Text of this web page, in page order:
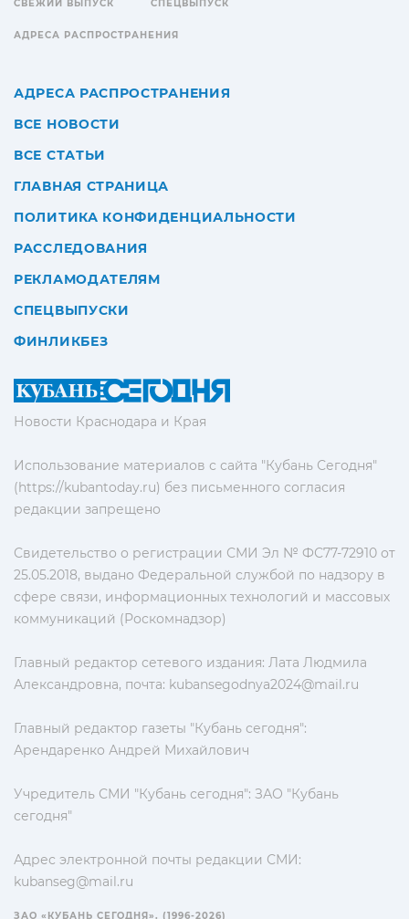
Новости Краснодара и Края
Использование материалов с сайта "Кубань Сегодня"
(https://kubantoday.ru) без письменного согласия
редакции запрещено
Свидетельство о регистрации СМИ Эл № ФС77-72910 от
25.05.2018, выдано Федеральной службой по надзору в
сфере связи, информационных технологий и массовых
коммуникаций (Роскомнадзор)
Главный редактор сетевого издания: Лата Людмила
Александровна, почта: kubansegodnya2024@mail.ru
Главный редактор газеты "Кубань сегодня":
Арендаренко Андрей Михайлович
Учредитель СМИ "Кубань сегодня": ЗАО "Кубань
сегодня"
Адрес электронной почты редакции СМИ:
kubanseg@mail.ru
СВЕЖИЙ ВЫПУСК СПЕЦВЫПУСК
АДРЕСА РАСПРОСТРАНЕНИЯ
АДРЕСА РАСПРОСТРАНЕНИЯ
ВСЕ НОВОСТИ
ВСЕ СТАТЬИ
ГЛАВНАЯ СТРАНИЦА
ПОЛИТИКА КОНФИДЕНЦИАЛЬНОСТИ
РАССЛЕДОВАНИЯ
РЕКЛАМОДАТЕЛЯМ
СПЕЦВЫПУСКИ
ФИНЛИКБЕЗ
ЗАО «КУБАНЬ СЕГОДНЯ». (1996-2026)